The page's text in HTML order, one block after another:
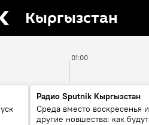
Кыргызстан
01:00
Радио Sputnik Кыргызстан
Среда вместо воскресенья и
другие новшества: как будут